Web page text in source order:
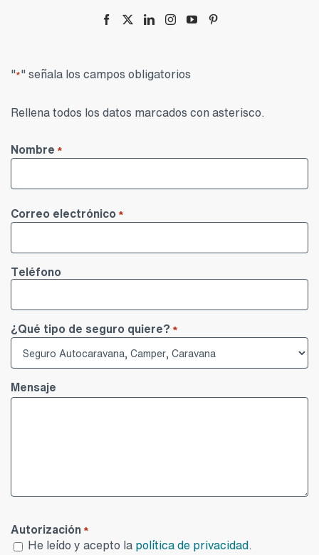
"*" señala los campos obligatorios
Rellena todos los datos marcados con asterisco.
Nombre *
Correo electrónico *
Teléfono
¿Qué tipo de seguro quiere? *
Mensaje
Autorización *
He leído y acepto la política de privacidad.